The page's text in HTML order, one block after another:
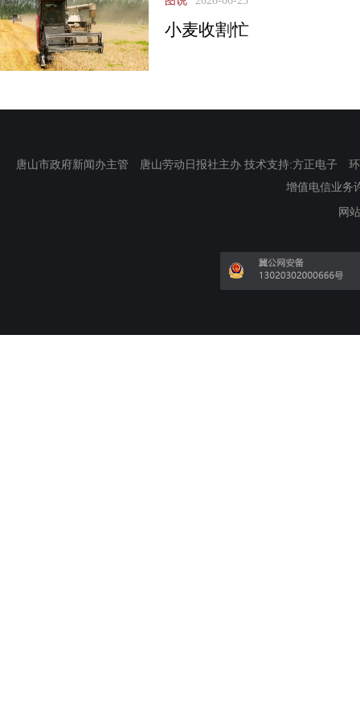
小麦收割忙
唐山市政府新闻办主管 唐山劳动日报社主办 技术支持:方正电子
增值电信业务
网